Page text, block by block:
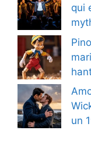
qui
un